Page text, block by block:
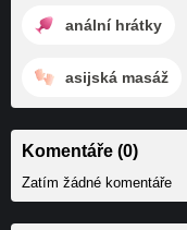
anální hrátky
asijská masáž
Komentáře (0)
Zatím žádné komentáře